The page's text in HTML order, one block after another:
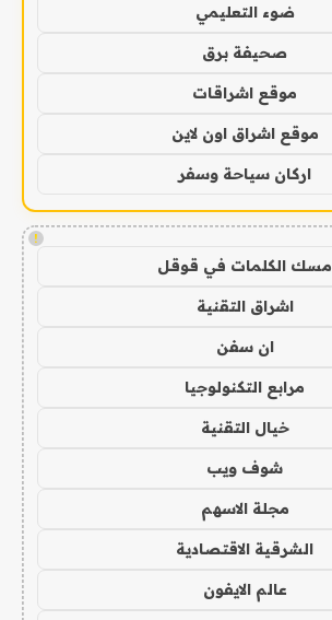
ضوء التعليمي
صحيفة برق
موقع اشراقات
موقع اشراق اون لاين
اركان سياحة وسفر
!
مسك الكلمات في قوقل
اشراق التقنية
ان سفن
مرابع التكنولوجيا
خيال التقنية
شوف ويب
مجلة الاسهم
الشرقية الاقتصادية
عالم الايفون